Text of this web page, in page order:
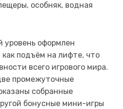
особняк, водная
оформлен
подъём на лифте, что
всего игрового мира.
промежуточные
собранные
бонусные мини-игры